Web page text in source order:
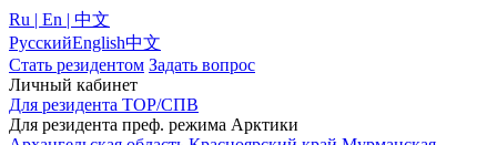
Ru | En | 中文
РусскийEnglish中文
Стать резидентом Задать вопрос
Личный кабинет
Для резидента ТОР/СПВ
Для резидента преф. режима Арктики